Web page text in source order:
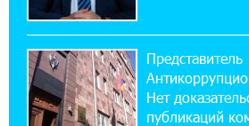
17:16:14 30-07-2026
ВТБ (Армения): вклад
10% годовых и
приложении
Представитель
Нет
публикаций